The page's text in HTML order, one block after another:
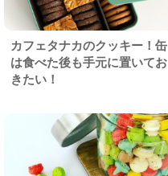
カフェタナカのクッキー！缶
は食べた後も手元に置いてお
きたい！